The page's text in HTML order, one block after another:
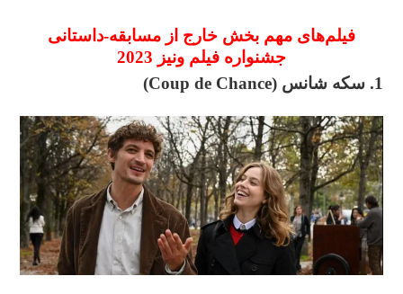
فیلم‌های مهم بخش خارج از مسابقه-داستانی
جشنواره فیلم ونیز 2023
1. سکه شانس (Coup de Chance)